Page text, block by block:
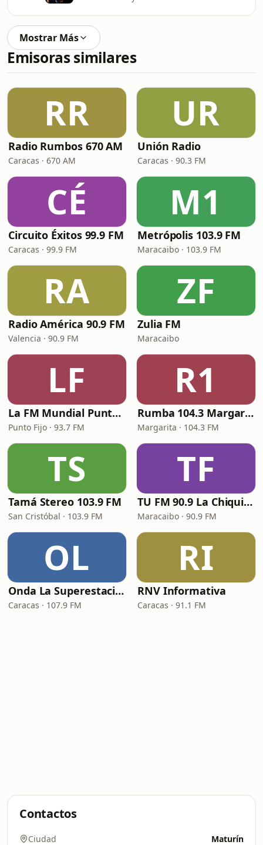
Mostrar Más
Emisoras similares
RR
Radio Rumbos 670 AM
Caracas · 670 AM
UR
Unión Radio
Caracas · 90.3 FM
CÉ
Circuito Éxitos 99.9 FM
Caracas · 99.9 FM
M1
Metrópolis 103.9 FM
Maracaibo · 103.9 FM
RA
Radio América 90.9 FM
Valencia · 90.9 FM
ZF
Zulia FM
Maracaibo
LF
La FM Mundial Punto Fijo
Punto Fijo · 93.7 FM
R1
Rumba 104.3 Margarita FM
Margarita · 104.3 FM
TS
Tamá Stereo 103.9 FM
San Cristóbal · 103.9 FM
TF
TU FM 90.9 La Chiquinquireña
Maracaibo · 90.9 FM
OL
Onda La Superestación
Caracas · 107.9 FM
RI
RNV Informativa
Caracas · 91.1 FM
Contactos
Ciudad Maturín